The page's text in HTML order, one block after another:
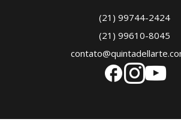
(21) 99744-2424
(21) 99610-8045